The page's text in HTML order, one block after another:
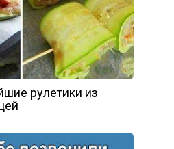
рулетики из